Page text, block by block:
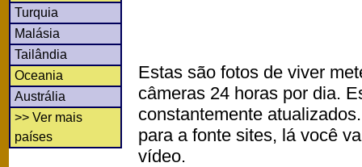
Turquia
Malásia
Tailândia
Oceania
Austrália
>> Ver mais
países
Estas são fotos de viver
câmeras 24 horas por dia.
constantemente
para a fonte sites, lá você
vídeo.